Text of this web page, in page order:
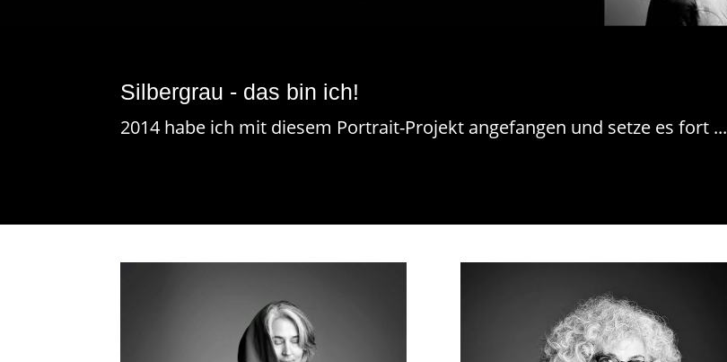
Silbergrau - das bin ich!
2014 habe ich mit diesem Portrait-Projekt angefangen und setze es fort ...